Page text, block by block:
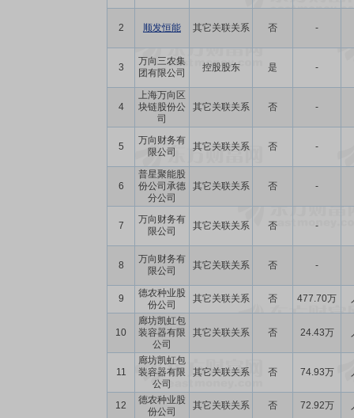
2 顺发恒能 其它关联关系 否 -
3
万向三农集
团有限公司
控股股东 是 -
4
上海万向区
块链股份公
司
其它关联关系 否 -
5
万向财务有
限公司
其它关联关系 否 -
6
普星聚能股
份公司承德
分公司
其它关联关系 否 -
7
万向财务有
限公司
其它关联关系 否 -
8
万向财务有
限公司
其它关联关系 否 -
9
德农种业股
份公司
其它关联关系 否 477.70万
10
廊坊凯虹包
装容器有限
公司
其它关联关系 否 24.43万
11
廊坊凯虹包
装容器有限
公司
其它关联关系 否 74.93万
12
德农种业股
份公司
其它关联关系 否 72.92万